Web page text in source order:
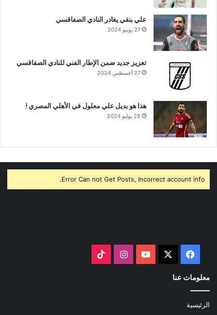
علي بنقي يغادر النادي الصفاقسي
27 يونيو 2024
تعزيز جديد ضمن الإطار الفني للنادي الصفاقسي
27 أغسطس 2024
هذا هو بديل علي معلول في الأهلي المصري !
28 يوليو 2024
Error Can not Get Posts, Incorrect account info.
فيسبوك ‫YouTubeانستقرام
معلومات عنا
الرئيسية